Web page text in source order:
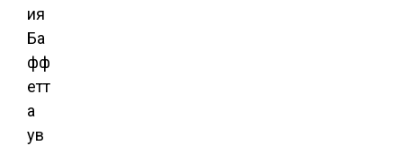
ия
Ба
фф
етт
а
ув